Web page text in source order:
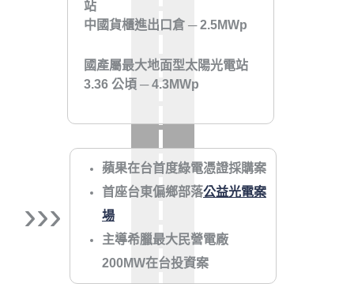
站
中國貨櫃進出口倉 ─ 2.5MWp
國產屬最大地面型太陽光電站
3.36 公頃 ─4.3MWp
›››
蘋果在台首度綠電憑證採購案
首座台東偏鄉部落公益光電案
場
主導希臘最大民營電廠
200MW在台投資案